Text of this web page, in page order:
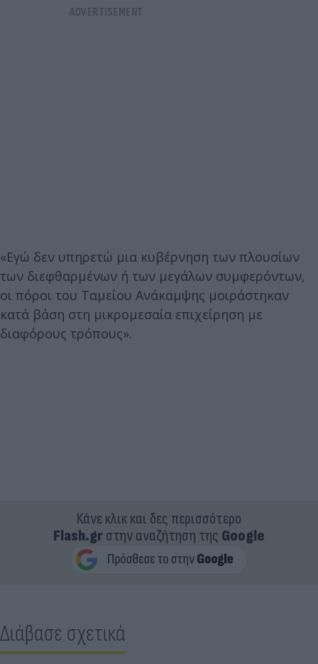
«Εγώ δεν υπηρετώ μια κυβέρνηση των πλουσίων
των διεφθαρμένων ή των μεγάλων συμφερόντων,
οι πόροι του Ταμείου Ανάκαμψης μοιράστηκαν
κατά βάση στη μικρομεσαία επιχείρηση με
διαφόρους τρόπους».
Κάνε κλικ και δες περισσότερο
Flash.grστην αναζήτηση της Google
Διάβασε σχετικά